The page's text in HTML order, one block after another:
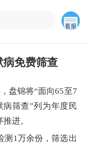
病免费筛查
盘锦将“面向65至7
筛查”列为年度民
进。
1万余份，筛选出